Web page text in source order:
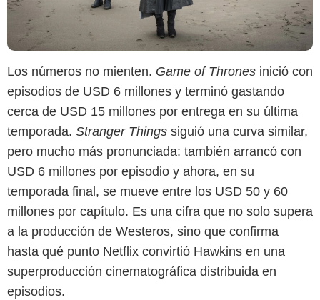
Los números no mienten. Game of Thrones inició con
episodios de USD 6 millones y terminó gastando
cerca de USD 15 millones por entrega en su última
temporada. Stranger Things siguió una curva similar,
pero mucho más pronunciada: también arrancó con
USD 6 millones por episodio y ahora, en su
temporada final, se mueve entre los USD 50 y 60
millones por capítulo. Es una cifra que no solo supera
a la producción de Westeros, sino que confirma
hasta qué punto Netflix convirtió Hawkins en una
superproducción cinematográfica distribuida en
episodios.